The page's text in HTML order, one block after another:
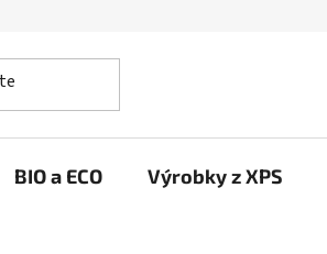
BIO a ECO Výrobky z XPS